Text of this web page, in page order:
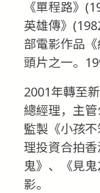
《單程路》
英雄傳》
部電影作品
頭片之一。
2001年轉至
總經理，主
監製《小孩
理投資合拍
鬼》、《見
影。